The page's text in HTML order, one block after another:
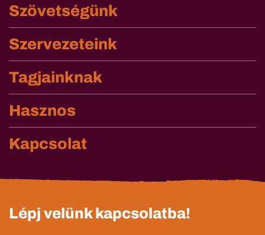
Szövetségünk
Szervezeteink
Tagjainknak
Hasznos
Kapcsolat
Lépj velünk kapcsolatba!